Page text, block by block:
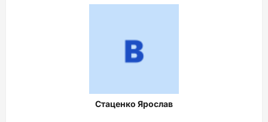
Стаценко Ярослав